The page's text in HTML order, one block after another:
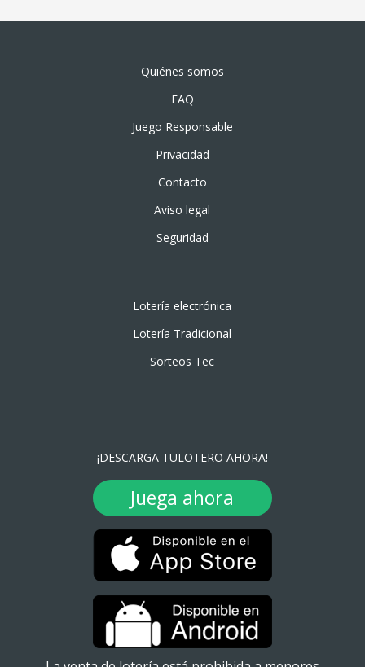
Quiénes somos
FAQ
Juego Responsable
Privacidad
Contacto
Aviso legal
Seguridad
Lotería electrónica
Lotería Tradicional
Sorteos Tec
¡DESCARGA TULOTERO AHORA!
Juega ahora